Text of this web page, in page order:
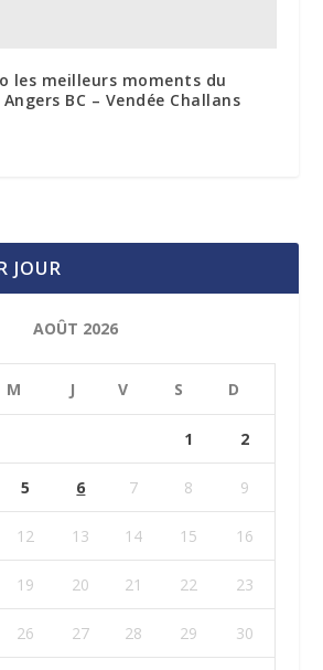
les meilleurs moments du
BC – Vendée Challans
JOUR
AOÛT 2026
M J V S D
1 2
5 6 7 8 9
12 13 14 15 16
19 20 21 22 23
26 27 28 29 30